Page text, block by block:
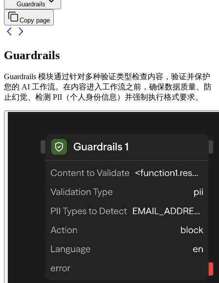
Guardrails
Copy page
Guardrails
Guardrails 模块通过针对多种验证类型检查内容，验证并保护
您的 AI 工作流。在内容进入工作流之前，确保数据质量、防
止幻觉、检测 PII（个人身份信息）并强制执行格式要求。